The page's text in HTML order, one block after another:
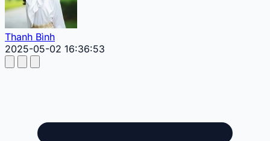
Thanh Bình
2025-05-02 16:36:53